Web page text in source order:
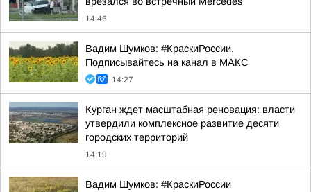
14:46
Вадим Шумков: #КраскиРоссии.
Подписывайтесь на канал в МАКС
14:27
Курган ждет масштабная реновация: власти
утвердили комплексное развитие десяти
городских территорий
14:19
Вадим Шумков: #КраскиРоссии